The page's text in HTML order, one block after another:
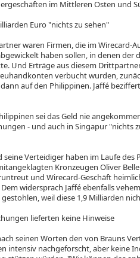
im Mittleren Osten und
Euro "nichts zu sehen"
waren Firmen, die im Wirecard-
haben sollen, in denen der
Und Erträge aus diesem
verbucht wurden,
auf den Philippinen. Jaffé
sei das Geld nie
- und auch in Singapur "nichts
seine Verteidiger haben im Laufe des
Kronzeugen Oliver
und Wirecard-Geschäft
widersprach Jaffé ebenfalls
weil diese 1,9 Milliarden
lieferten keine Hinweise
seinen Worten den von Brauns
intensiv nachgeforscht, aber keine